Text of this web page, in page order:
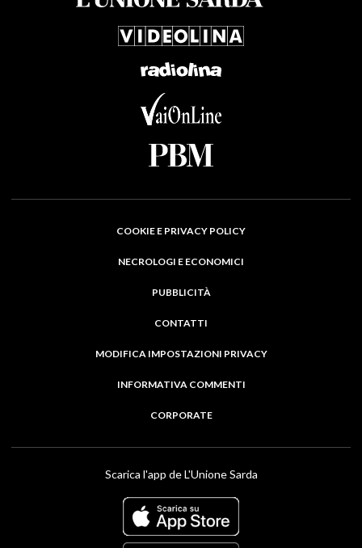
COOKIE E PRIVACY POLICY
NECROLOGI E ECONOMICI
PUBBLICITÀ
CONTATTI
MODIFICA IMPOSTAZIONI PRIVACY
INFORMATIVA COMMENTI
CORPORATE
Scarica l'app de L'Unione Sarda